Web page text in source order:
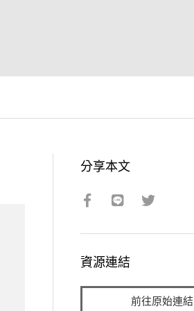
分享本文
資源連結
前往原始連結